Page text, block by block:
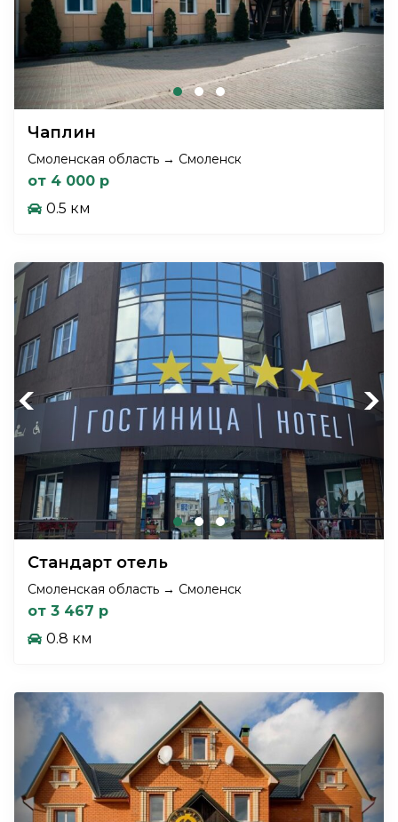
Чаплин
Смоленская область → Смоленск
от 4 000 р
0.5 км
Previous Next
Стандарт отель
Смоленская область → Смоленск
от 3 467 р
0.8 км